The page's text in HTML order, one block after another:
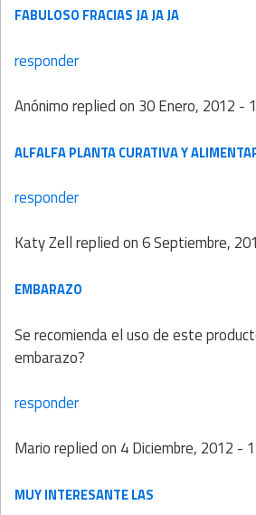
FABULOSO FRACIAS JA JA JA
responder
Anónimoreplied on 30 Enero, 2012 -
ALFALFA PLANTA CURATIVA Y
responder
Katy Zellreplied on6 Septiembre,
EMBARAZO
Se recomienda el uso de este
embarazo?
responder
Marioreplied on 4 Diciembre, 2012 -
MUY INTERESANTE LAS